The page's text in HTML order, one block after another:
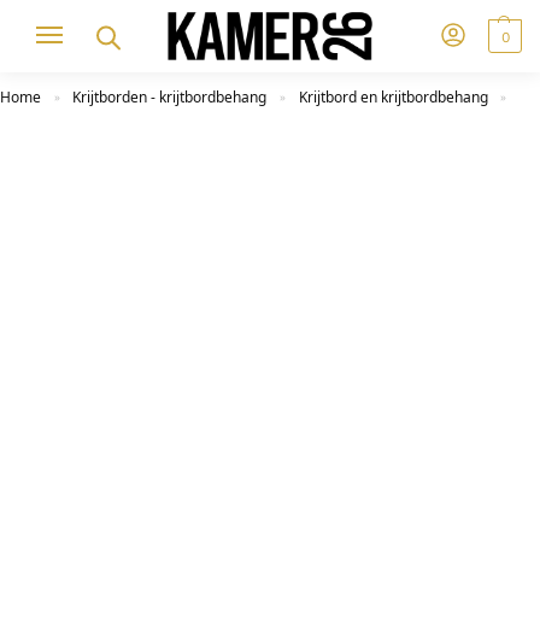
0
Home » Krijtborden - krijtbordbehang » Krijtbord en krijtbordbehang »